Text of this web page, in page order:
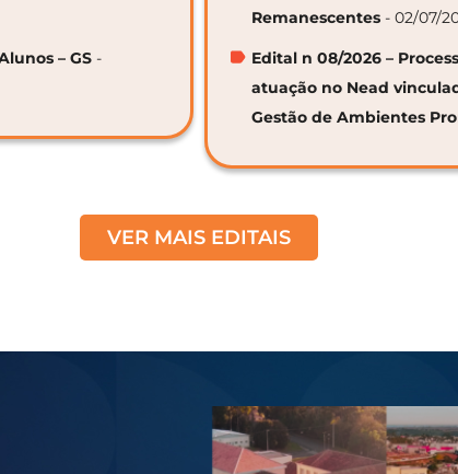
– GS -
Remanescentes - 02/07/
Edital n 08/2026 –
atuação no Nead
Gestão de Ambientes
VER MAIS EDITAIS